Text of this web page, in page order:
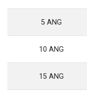
5 ANG
10 ANG
15 ANG